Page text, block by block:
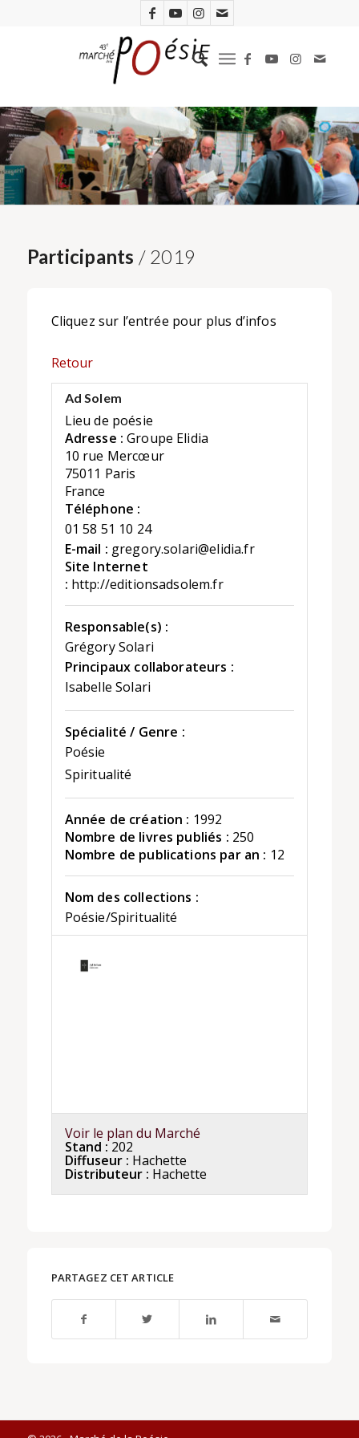
Participants / 2019
Cliquez sur l’entrée pour plus d’infos
Retour
Ad Solem
Lieu de poésie
Adresse : Groupe Elidia
10 rue Mercœur
75011 Paris
France
Téléphone :
01 58 51 10 24
E-mail : gregory.solari@elidia.fr
Site Internet
: http://editionsadsolem.fr
Responsable(s) :
Grégory Solari
Principaux collaborateurs :
Isabelle Solari
Spécialité / Genre :
Poésie
Spiritualité
Année de création : 1992
Nombre de livres publiés : 250
Nombre de publications par an : 12
Nom des collections :
Poésie/Spiritualité
Voir le plan du Marché
Stand : 202
Diffuseur : Hachette
Distributeur : Hachette
PARTAGEZ CET ARTICLE